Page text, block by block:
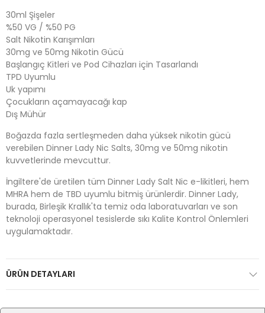
30ml Şişeler
%50 VG / %50 PG
Salt Nikotin Karışımları
30mg ve 50mg Nikotin Gücü
Başlangıç ​​Kitleri ve Pod Cihazları için Tasarlandı
TPD Uyumlu
Uk yapımı
Çocukların açamayacağı kap
Dış Mühür
Boğazda fazla sertleşmeden daha yüksek nikotin gücü
verebilen Dinner Lady Nic Salts, 30mg ve 50mg nikotin
kuvvetlerinde mevcuttur.
İngiltere'de üretilen tüm Dinner Lady Salt Nic e-likitleri, hem
MHRA hem de TBD uyumlu bitmiş ürünlerdir. Dinner Lady,
burada, Birleşik Krallık'ta temiz oda laboratuvarları ve son
teknoloji operasyonel tesislerde sıkı Kalite Kontrol Önlemleri
uygulamaktadır.
ÜRÜN DETAYLARI